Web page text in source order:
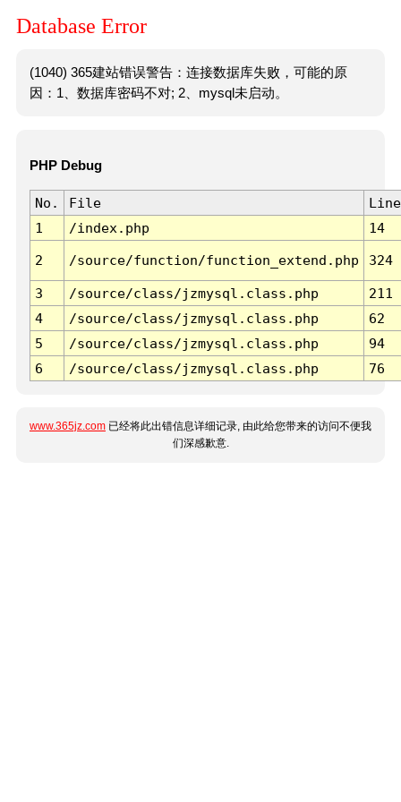
Database Error
(1040) 365建站错误警告：连接数据库失败，可能的原
因：1、数据库密码不对; 2、mysql未启动。
PHP Debug
No. File
Line
1
/index.php 14
2 /source/function/function_extend.php 324
3 /source/class/jzmysql.class.php
211
4
/source/class/jzmysql.class.php
62
5
/source/class/jzmysql.class.php
94
6
/source/class/jzmysql.class.php 76
www.365jz.com 已经将此出错信息详细记录, 由此给您带来的访问不便我
们深感歉意.